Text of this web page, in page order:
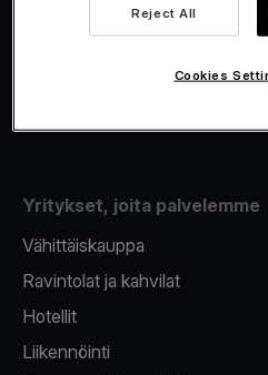
Fiskalisointi
Korttien myöntäminen
Yritykset, joita palvelemme
Vähittäiskauppa
Ravintolat ja kahvilat
Hotellit
Liikennöinti
Reject All
Cookies